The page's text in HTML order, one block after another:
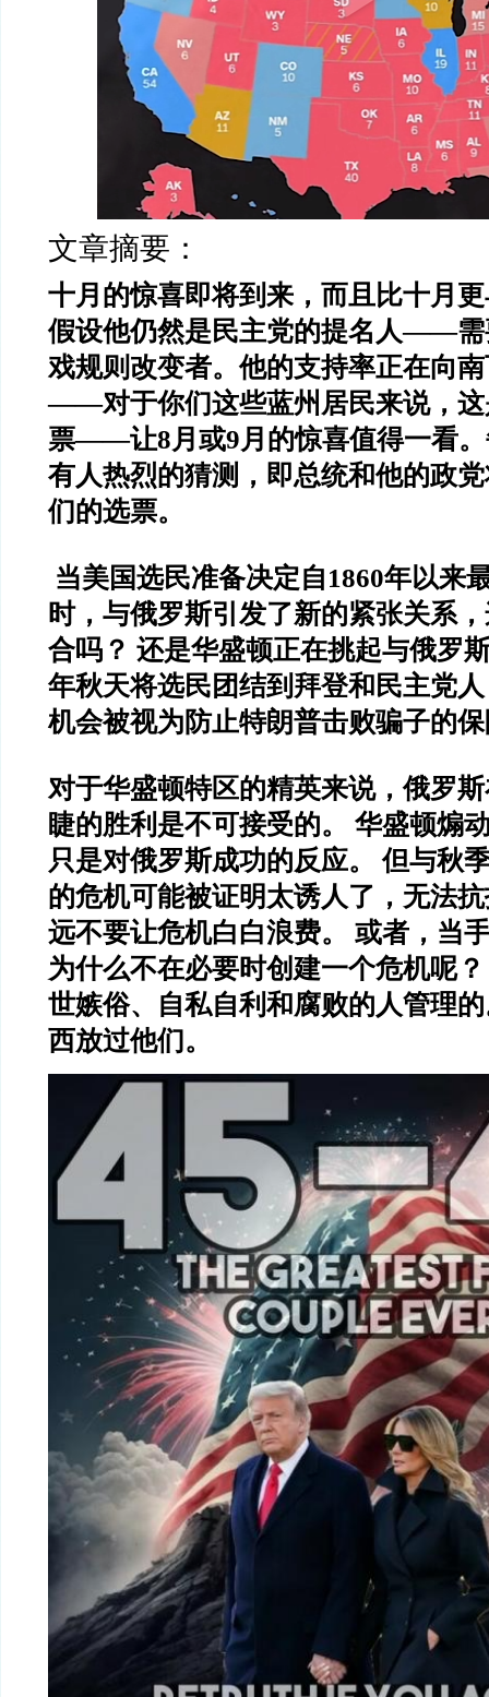
文章摘要：
十月的惊喜即将到来，而且比十月
假设他仍然是民主党的提名人——需
戏规则改变者。他的支持率正在向
——对于你们这些蓝州居民来说，这
票——让8月或9月的惊喜值得一看。
有人热烈的猜测，即总统和他的政
们的选票。
当美国选民准备决定自1860年以来
时，与俄罗斯引发了新的紧张关系
合吗？ 还是华盛顿正在挑起与俄罗
年秋天将选民团结到拜登和民主党
机会被视为防止特朗普击败骗子的
对于华盛顿特区的精英来说，俄罗
睫的胜利是不可接受的。 华盛顿煽
只是对俄罗斯成功的反应。 但与秋
的危机可能被证明太诱人了，无法
远不要让危机白白浪费。 或者，当
为什么不在必要时创建一个危机呢
世嫉俗、自私自利和腐败的人管理
西放过他们。